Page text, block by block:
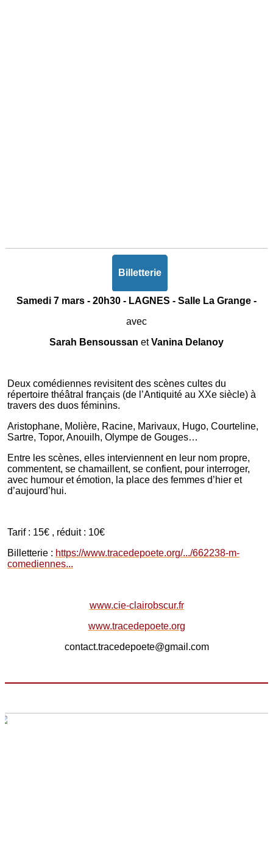
Billetterie
Samedi 7 mars - 20h30 - LAGNES - Salle La Grange -
avec
Sarah Bensoussan etVanina Delanoy
Deux comédiennes revisitent des scènes cultes du
répertoire théâtral français (de l’Antiquité au XXe siècle) à
travers des duos féminins.
Aristophane, Molière, Racine, Marivaux, Hugo, Courteline,
Sartre, Topor, Anouilh, Olympe de Gouges…
Entre les scènes, elles interviennent en leur nom propre,
commentent, se chamaillent, se confient, pour interroger,
avec humour et émotion, la place des femmes d’hier et
d’aujourd’hui.
Tarif : 15€ , réduit : 10€
Billetterie : https://www.tracedepoete.org/.../662238-m-
comediennes...
www.cie-clairobscur.fr
www.tracedepoete.org
contact.tracedepoete@gmail.com